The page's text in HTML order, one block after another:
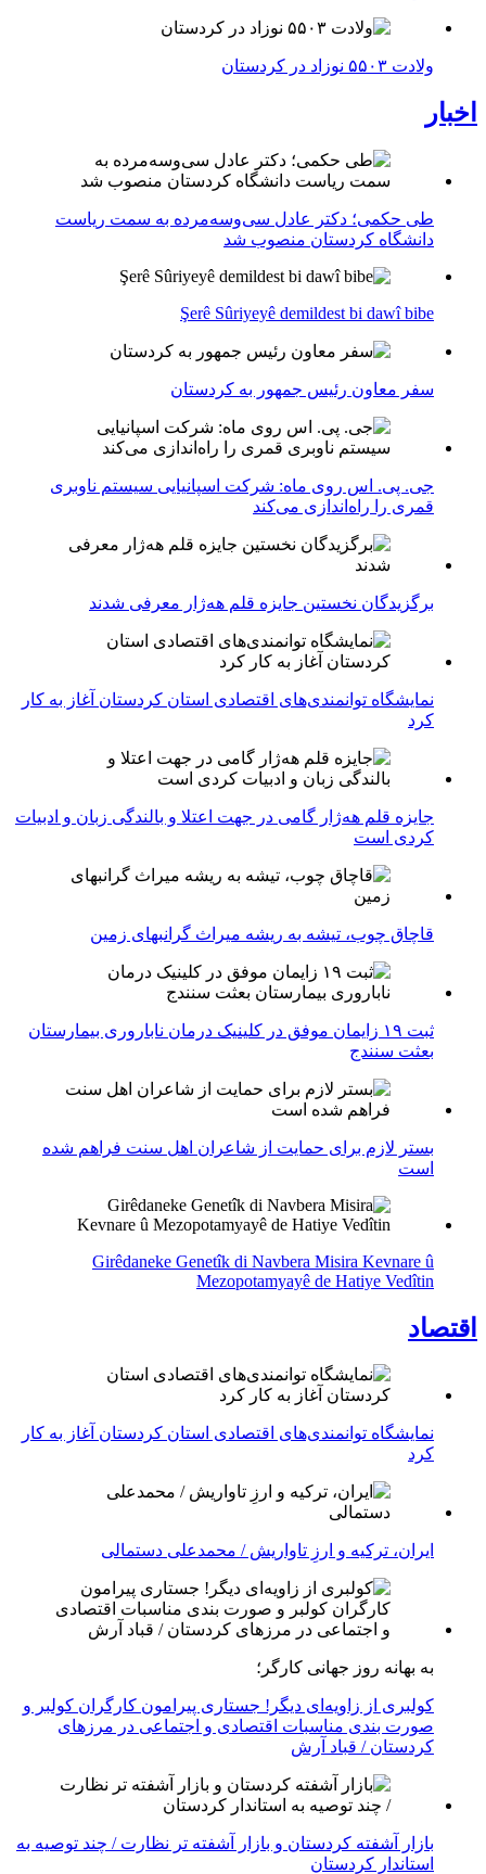
ولادت ۵۵۰۳ نوزاد در کردستان
اخبار
طی حکمی؛ دکتر عادل سی‌وسه‌مرده به سمت ریاست
دانشگاه کردستان منصوب شد
Şerê Sûriyeyê demildest bi dawî bibe
سفر معاون رئیس جمهور به کردستان
جی. پی. اس روی ماه: شرکت اسپانیایی سیستم ناوبری
قمری را راه‌اندازی می‌کند
برگزیدگان نخستین جایزه قلم هه‌ژار معرفی شدند
نمایشگاه توانمندی‌های اقتصادی استان کردستان آغاز به کار
کرد
جایزه قلم هه‌ژار گامی در جهت اعتلا و بالندگی زبان و ادبیات
کردی است
قاچاق چوب، تیشه به ریشه میراث گرانبهای زمین
ثبت ۱۹ زایمان موفق در کلینیک درمان ناباروری بیمارستان
بعثت سنندج
بستر لازم برای حمایت از شاعران اهل سنت فراهم شده
است
Girêdaneke Genetîk di Navbera Misira Kevnare û
Mezopotamyayê de Hatiye Vedîtin
اقتصاد
نمایشگاه توانمندی‌های اقتصادی استان کردستان آغاز به کار
کرد
ایران، ترکیه و ارزِ تاواریش / محمدعلی دستمالی
به بهانه روز جهانی کارگر؛
کولبری از زاویه‌ای دیگر! جستاری پیرامون کارگران کولبر و
صورت بندی مناسبات اقتصادی و اجتماعی در مرزهای
کردستان / قباد آرش
بازار آشفته کردستان و بازار آشفته­ تر نظارت / چند توصیه به
استاندار کردستان